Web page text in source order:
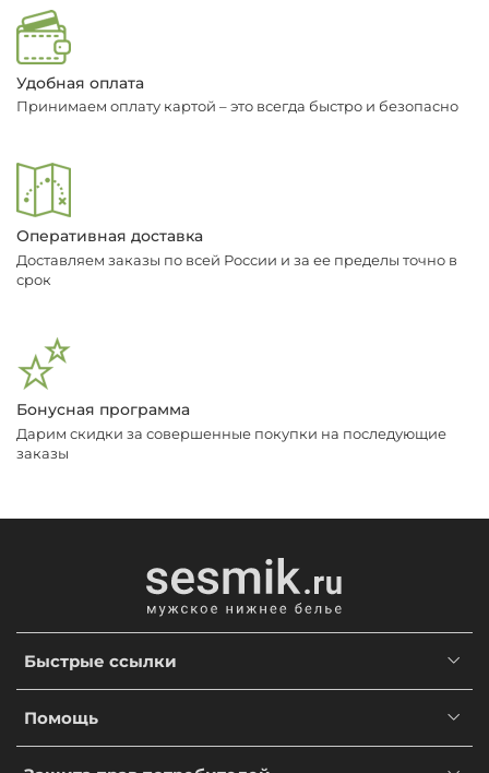
Удобная оплата
Принимаем оплату картой – это всегда быстро и безопасно
Оперативная доставка
Доставляем заказы по всей России и за ее пределы точно в
срок
Бонусная программа
Дарим скидки за совершенные покупки на последующие
заказы
Быстрые ссылки
Помощь